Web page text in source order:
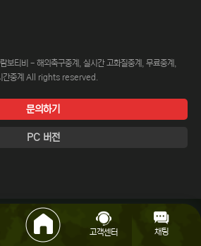
티비 - 해외축구중계, 실시간 고화질중계, 무료중계,
간중계 All rights reserved.
문의하기
PC 버전
고객센터 채팅